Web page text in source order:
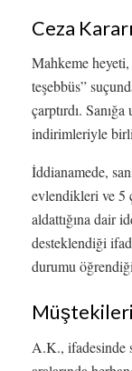
Ceza
Mahkeme heyeti,
teşebbüs”
çarptırdı.
indirimleriyle
İddianamede,
evlendikleri ve 5
aldattığına dair
desteklendiği
durumu
A.K., ifadesinde